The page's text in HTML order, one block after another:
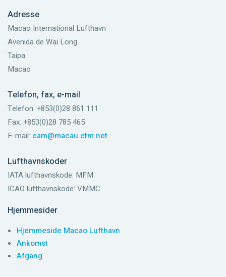
Adresse
Macao International Lufthavn
Avenida de Wai Long
Taipa
Macao
Telefon, fax, e-mail
Telefon: +853(0)28 861 111
Fax: +853(0)28 785 465
E-mail: cam@macau.ctm.net
Lufthavnskoder
IATA lufthavnskode: MFM
ICAO lufthavnskode: VMMC
Hjemmesider
Hjemmeside Macao Lufthavn
Ankomst
Afgang